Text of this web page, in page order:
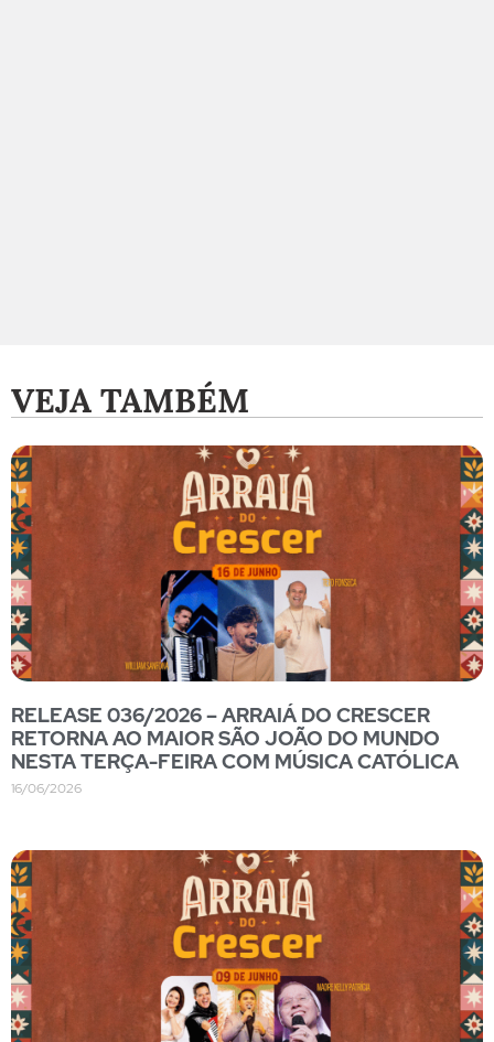
VEJA TAMBÉM
RELEASE 036/2026 – ARRAIÁ DO CRESCER
RETORNA AO MAIOR SÃO JOÃO DO MUNDO
NESTA TERÇA-FEIRA COM MÚSICA CATÓLICA
16/06/2026